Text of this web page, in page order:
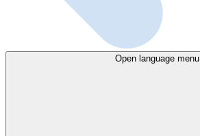
Open language menu